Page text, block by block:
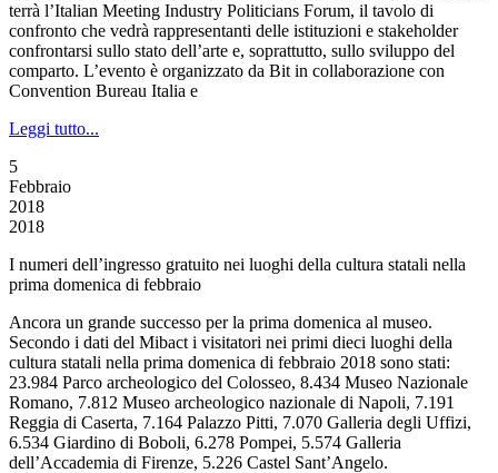
terrà l’Italian Meeting Industry Politicians Forum, il tavolo di
confronto che vedrà rappresentanti delle istituzioni e stakeholder
confrontarsi sullo stato dell’arte e, soprattutto, sullo sviluppo del
comparto. L’evento è organizzato da Bit in collaborazione con
Convention Bureau Italia e
Leggi tutto...
5
Febbraio
2018
2018
I numeri dell’ingresso gratuito nei luoghi della cultura statali nella
prima domenica di febbraio
Ancora un grande successo per la prima domenica al museo.
Secondo i dati del Mibact i visitatori nei primi dieci luoghi della
cultura statali nella prima domenica di febbraio 2018 sono stati:
23.984 Parco archeologico del Colosseo, 8.434 Museo Nazionale
Romano, 7.812 Museo archeologico nazionale di Napoli, 7.191
Reggia di Caserta, 7.164 Palazzo Pitti, 7.070 Galleria degli Uffizi,
6.534 Giardino di Boboli, 6.278 Pompei, 5.574 Galleria
dell’Accademia di Firenze, 5.226 Castel Sant’Angelo.